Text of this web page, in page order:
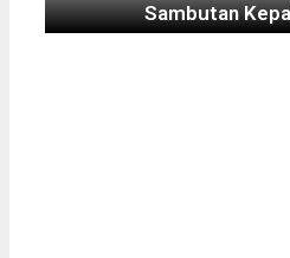
Sambutan